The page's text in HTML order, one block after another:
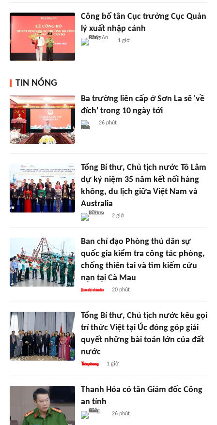
Công bố tân Cục trưởng Cục Quản
lý xuất nhập cảnh
1 giờ
TIN NÓNG
Ba trường liên cấp ở Sơn La sẽ 'về
đích' trong 10 ngày tới
26 phút
Tổng Bí thư, Chủ tịch nước Tô Lâm
dự kỷ niệm 35 năm kết nối hàng
không, du lịch giữa Việt Nam và
Australia
2 giờ
Ban chỉ đạo Phòng thủ dân sự
quốc gia kiểm tra công tác phòng,
chống thiên tai và tìm kiếm cứu
nạn tại Cà Mau
20 phút
Tổng Bí thư, Chủ tịch nước kêu gọi
trí thức Việt tại Úc đóng góp giải
quyết những bài toán lớn của đất
nước
1 giờ
Thanh Hóa có tân Giám đốc Công
an tỉnh
26 phút